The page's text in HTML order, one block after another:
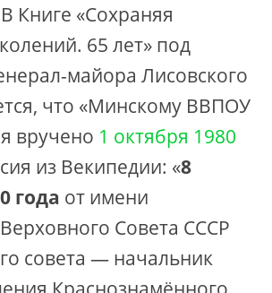
Книге «Сохраняя
65 лет» под
майора Лисовского
что «Минскому ВВПОУ
вручено 1 октября 1980
из Векипедии: «8
года от имени
Совета СССР
совета — начальник